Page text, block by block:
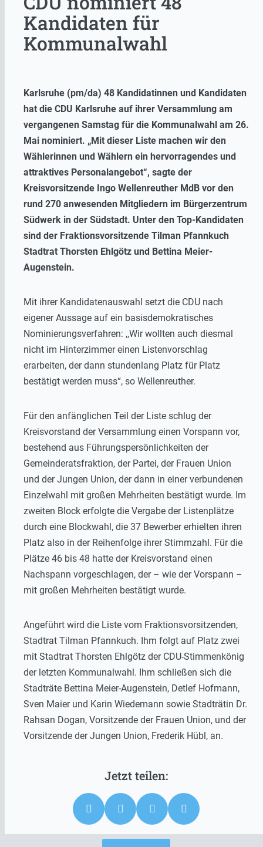
Kandidaten für
Kommunalwahl
Karlsruhe (pm/da) 48 Kandidatinnen und Kandidaten
hat die CDU Karlsruhe auf ihrer Versammlung am
vergangenen Samstag für die Kommunalwahl am 26.
Mai nominiert. „Mit dieser Liste machen wir den
Wählerinnen und Wählern ein hervorragendes und
attraktives Personalangebot“, sagte der
Kreisvorsitzende Ingo Wellenreuther MdB vor den
rund 270 anwesenden Mitgliedern im Bürgerzentrum
Südwerk in der Südstadt. Unter den Top-Kandidaten
sind der Fraktionsvorsitzende Tilman Pfannkuch
Stadtrat Thorsten Ehlgötz und Bettina Meier-
Augenstein.
Mit ihrer Kandidatenauswahl setzt die CDU nach
eigener Aussage auf ein basisdemokratisches
Nominierungsverfahren: ,,Wir wollten auch diesmal
nicht im Hinterzimmer einen Listenvorschlag
erarbeiten, der dann stundenlang Platz für Platz
bestätigt werden muss“, so Wellenreuther.
Für den anfänglichen Teil der Liste schlug der
Kreisvorstand der Versammlung einen Vorspann vor,
bestehend aus Führungspersönlichkeiten der
Gemeinderatsfraktion, der Partei, der Frauen Union
und der Jungen Union, der dann in einer verbundenen
Einzelwahl mit großen Mehrheiten bestätigt wurde. Im
zweiten Block erfolgte die Vergabe der Listenplätze
durch eine Blockwahl, die 37 Bewerber erhielten ihren
Platz also in der Reihenfolge ihrer Stimmzahl. Für die
Plätze 46 bis 48 hatte der Kreisvorstand einen
Nachspann vorgeschlagen, der – wie der Vorspann –
mit großen Mehrheiten bestätigt wurde.
Angeführt wird die Liste vom Fraktionsvorsitzenden,
Stadtrat Tilman Pfannkuch. Ihm folgt auf Platz zwei
mit Stadtrat Thorsten Ehlgötz der CDU-Stimmenkönig
der letzten Kommunalwahl. Ihm schließen sich die
Stadträte Bettina Meier-Augenstein, Detlef Hofmann,
Sven Maier und Karin Wiedemann sowie Stadträtin Dr.
Rahsan Dogan, Vorsitzende der Frauen Union, und der
Vorsitzende der Jungen Union, Frederik Hübl, an.